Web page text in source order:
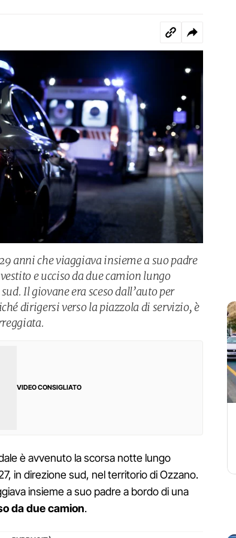
anni che viaggiava insieme a suo padre
e ucciso da due camion lungo
Il giovane era sceso dall’auto per
dirigersi verso la piazzola di servizio, è
VIDEO CONSIGLIATO
è avvenuto la scorsa notte lungo
in direzione sud, nel territorio di Ozzano.
insieme a suo padre a bordo di una
da due camion.